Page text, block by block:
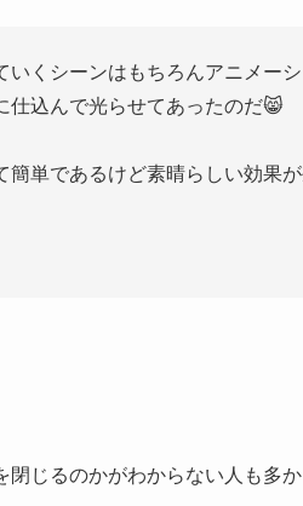
いくシーンはもちろんアニメー
仕込んで光らせてあったのだ😸
単であるけど素晴らしい効果
じるのかがわからない人も多